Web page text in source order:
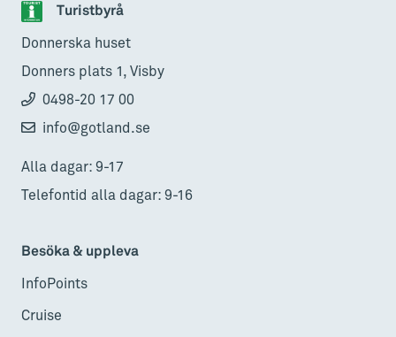
Turistbyrå
Donnerska huset
Donners plats 1, Visby
0498-20 17 00
info@gotland.se
Alla dagar: 9-17
Telefontid alla dagar: 9-16
Besöka & uppleva
InfoPoints
Cruise